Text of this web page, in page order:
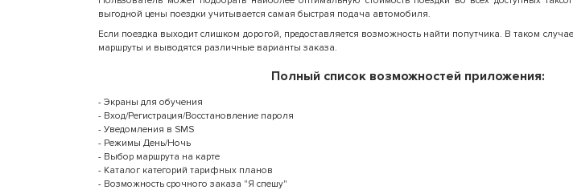
выгодной цены поездки учитывается самая быстрая подача автомобиля.
Если поездка выходит слишком дорогой, предоставляется возможность найти попутчика. В таком
маршруты и выводятся различные варианты заказа.
Полный список возможностей приложения:
- Экраны для обучения
- Вход/Регистрация/Восcтановление пароля
- Уведомления в SMS
- Режимы День/Ночь
- Выбор маршрута на карте
- Каталог категорий тарифных планов
- Возможность срочного заказа "Я спешу"